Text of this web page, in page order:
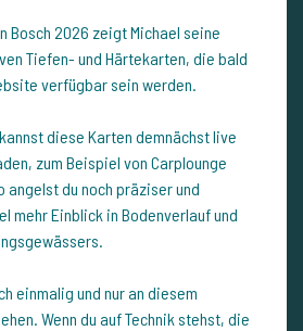
Bosch 2026 zeigt Michael seine
Tiefen- und Härtekarten, die bald
verfügbar sein werden.
diese Karten demnächst live
zum Beispiel von Carplounge
angelst du noch präziser und
mehr Einblick in Bodenverlauf und
einmalig und nur an diesem
Wenn du auf Technik stehst, die